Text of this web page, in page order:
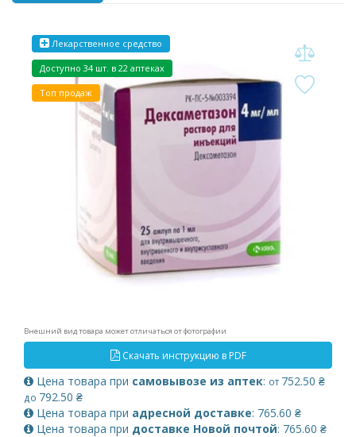
Лекарственное средство
Доступно 34 шт. в 22 аптеках
Топ продаж
Внешний вид товара может отличаться от фотографии
Скачать инструкцию в PDF
Цена товара при самовывозе из аптек: от 752.50 ₴
до 792.50 ₴
Цена товара при адресной доставке: 765.60 ₴
Цена товара при доставке Новой почтой: 765.60 ₴